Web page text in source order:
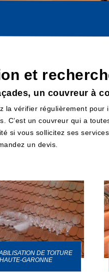
et
un couvreur à
la vérifier régulièrement
C’est un couvreur qui a
si vous sollicitez ses
un devis.
DE TOITURE
GARONNE